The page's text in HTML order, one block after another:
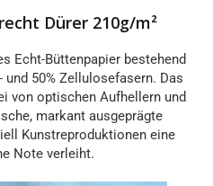
Dürer 210g/m²
Echt-Büttenpapier bestehend
50% Zellulosefasern. Das
von optischen Aufhellern und
markant ausgeprägte
Kunstreproduktionen eine
Note verleiht.